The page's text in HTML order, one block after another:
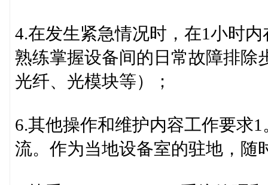
4.在发生紧急情况时，在1小时
熟练掌握设备间的日常故障排除
光纤、光模块等）；
6.其他操作和维护内容工作要求
流。作为当地设备室的驻地，随